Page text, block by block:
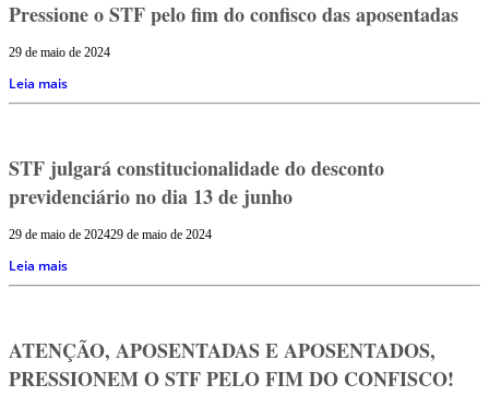
Pressione o STF pelo fim do confisco das aposentadas
29 de maio de 2024
Leia mais
STF julgará constitucionalidade do desconto
previdenciário no dia 13 de junho
29 de maio de 202429 de maio de 2024
Leia mais
ATENÇÃO, APOSENTADAS E APOSENTADOS,
PRESSIONEM O STF PELO FIM DO CONFISCO!